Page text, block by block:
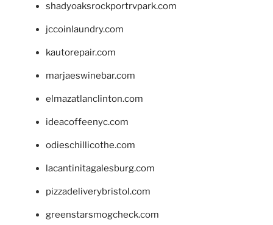
shadyoaksrockportrvpark.com
jccoinlaundry.com
kautorepair.com
marjaeswinebar.com
elmazatlanclinton.com
ideacoffeenyc.com
odieschillicothe.com
lacantinitagalesburg.com
pizzadeliverybristol.com
greenstarsmogcheck.com